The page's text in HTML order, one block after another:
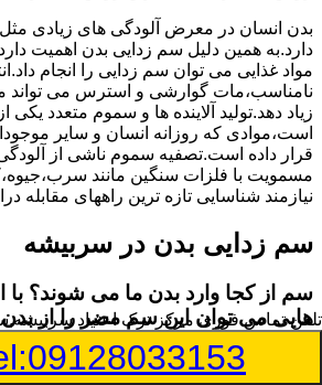
بدن انسان در معرض آلودگی های زیادی مثل
دارد.به همین دلیل سم زدایی بدن اهمیت
مواد غذایی می توان سم زدایی را انجام
نامناسب،مات گوارشی و استرس می تواند
زیاد دهد.تولید آلاینده ها و سموم متعدد
است،موادی که روزانه انسان و سایر
قرار داده است.تصفیه سموم ناشی از
مسمویت با فلزات سنگین مانند
نیازمند شناسایی تازه ترین راههای مقابله
سم زدایی بدن در سربیشه
سم از کجا وارد بدن ما می شوند؟
هایی می توان این سم مضر را از
بطور کلی سم موجود در بدن به دو گروه
تلفن تماس فوریمرکز ترک اعتیاد